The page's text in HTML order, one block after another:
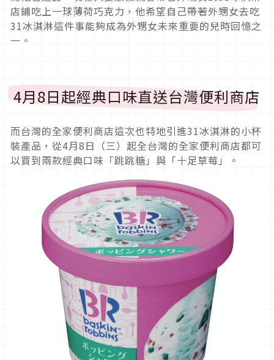
店鋪吃上一球薄荷巧克力，他希望自己帶著外甥女去吃
31冰淇淋這件事能夠成為外甥女未來重要的兒時回憶之
一。
4月8日起經典口味直送台灣便利商店
而台灣的全家便利商店這次也特地引進31冰淇淋的小杯
裝產品，從4月8日（三）起全台灣的全家便利商店都可
以買到兩款經典口味「跳跳糖」與「十足草莓」。